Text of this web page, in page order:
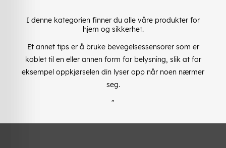
I denne kategorien finner du alle våre produkter for
hjem og sikkerhet.
Et annet tips er å bruke bevegelsessensorer som er
koblet til en eller annen form for belysning, slik at for
eksempel oppkjørselen din lyser opp når noen nærmer
seg.
"